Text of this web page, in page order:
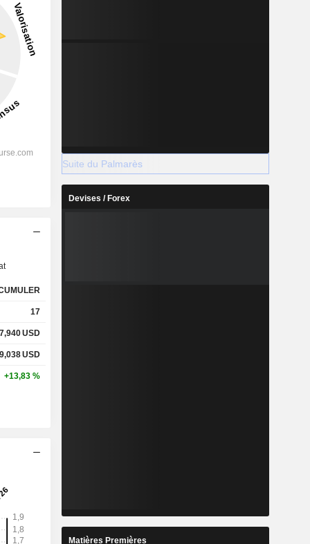
17
7,940USD
9,038USD
+13,83 %
Suite du Palmarès
Devises / Forex
Matières Premières